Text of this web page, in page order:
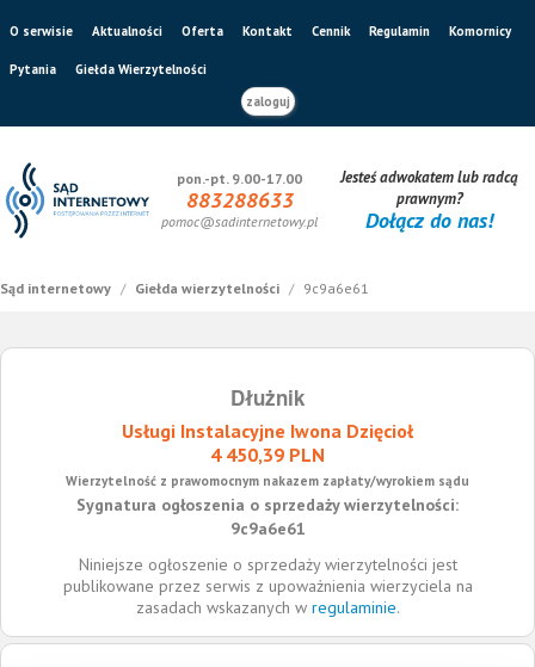
O serwisie Aktualności Oferta Kontakt Cennik Regulamin Komornicy
Pytania
Giełda Wierzytelności
zaloguj
pon.-pt. 9.00-17.00
883288633
pomoc@sadinternetowy.pl
Jesteś adwokatem lub radcą
prawnym?
Dołącz do nas!
Sąd internetowy / Giełda wierzytelności / 9c9a6e61
Dłużnik
Usługi Instalacyjne Iwona Dzięcioł
4 450,39 PLN
Wierzytelność z prawomocnym nakazem zapłaty/wyrokiem sądu
Sygnatura ogłoszenia o sprzedaży wierzytelności:
9c9a6e61
Niniejsze ogłoszenie o sprzedaży wierzytelności jest
publikowane przez serwis z upoważnienia wierzyciela na
zasadach wskazanych w regulaminie.